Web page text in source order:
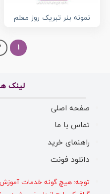
نمونه بنر تبریک روز معلم
1
لینک
صفحه اصلی
تماس با ما
راهنمای خرید
دانلود فونت
توجه: هیچ گونه خدمات